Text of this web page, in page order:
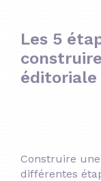
Les 5
éditoriale
Construire
différentes